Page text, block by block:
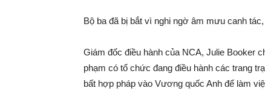
Bộ ba đã bị bắt vì nghi ngờ âm mưu canh
Giám đốc điều hành của NCA, Julie Booker
phạm có tổ chức đang điều hành các trang
bất hợp pháp vào Vương quốc Anh để làm